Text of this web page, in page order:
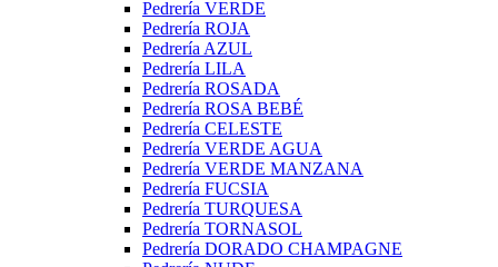
Pedrería VERDE
Pedrería ROJA
Pedrería AZUL
Pedrería LILA
Pedrería ROSADA
Pedrería ROSA BEBÉ
Pedrería CELESTE
Pedrería VERDE AGUA
Pedrería VERDE MANZANA
Pedrería FUCSIA
Pedrería TURQUESA
Pedrería TORNASOL
Pedrería DORADO CHAMPAGNE